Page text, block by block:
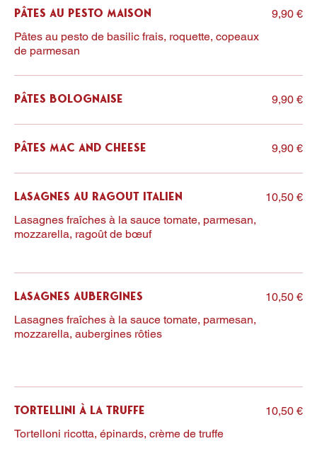
Pâtes au Pesto Maison
Pâtes au pesto de basilic frais, roquette, copeaux
de parmesan
9,90 €
Pâtes Bolognaise 9,90 €
Pâtes Mac and Cheese 9,90 €
Lasagnes au Ragout Italien
Lasagnes fraîches à la sauce tomate, parmesan,
mozzarella, ragoût de bœuf
10,50 €
Lasagnes Aubergines
Lasagnes fraîches à la sauce tomate, parmesan,
mozzarella, aubergines rôties
10,50 €
Tortellini à la Truffe
Tortelloni ricotta, épinards, crème de truffe
10,50 €